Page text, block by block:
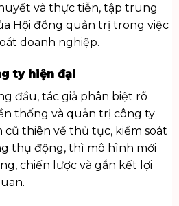
và thực tiễn, tập trung
Hội đồng quản trị trong việc
doanh nghiệp.
ty hiện đại
đầu, tác giả phân biệt rõ
thống và quản trị công ty
cũ thiên về thủ tục, kiểm soát
thụ động, thì mô hình mới
chiến lược và gắn kết lợi